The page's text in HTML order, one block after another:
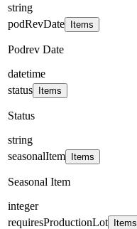
string
podRevDate
Items
Podrev Date
datetime
status
Items
Status
string
seasonalItem
Items
Seasonal Item
integer
requiresProductionLot
Items